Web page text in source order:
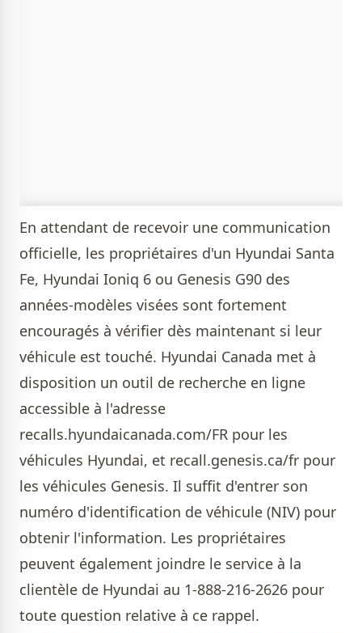
En attendant de recevoir une communication
officielle, les propriétaires d'un Hyundai Santa
Fe, Hyundai Ioniq 6 ou Genesis G90 des
années-modèles visées sont fortement
encouragés à vérifier dès maintenant si leur
véhicule est touché. Hyundai Canada met à
disposition un outil de recherche en ligne
accessible à l'adresse
recalls.hyundaicanada.com/FR pour les
véhicules Hyundai, et recall.genesis.ca/fr pour
les véhicules Genesis. Il suffit d'entrer son
numéro d'identification de véhicule (NIV) pour
obtenir l'information. Les propriétaires
peuvent également joindre le service à la
clientèle de Hyundai au 1-888-216-2626 pour
toute question relative à ce rappel.